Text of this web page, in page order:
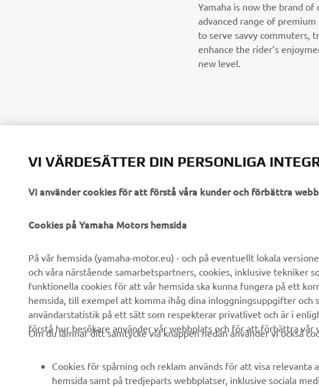
Yamaha is now the brand
advanced range of
to serve savvy commuters,
enhance the rider’s
new level.
FÖRETAG
Om oss
Nyheter
Yamaha Press
Broschyrer
Bli återförsäljare
B2B
eBike-system
Myndigheter
Golfbanor
Räddningstjänst
Körskolor
Partnerskap
Yamaha
Yamaha
Yamaha
VI VÄRDESÄTTER DIN PERSONLIGA
Vi använder cookies för att förstå våra kunder och förbättra
Cookies på Yamaha Motors hemsida
På vår hemsida (yamaha-motor.eu) - och på eventuellt lokala
och våra närstående samarbetspartners, cookies, inklusive tekniker
funktionella cookies för att vår hemsida ska kunna fungera på ett
hemsida, till exempel att komma ihåg dina inloggningsuppgifter och
användarstatistik på ett sätt som respekterar privatlivet och är i
förstå hur besökare använder vår webbplats och för att förbättra
Om du lämnar ditt samtycke via knappen nedan använder vi också
Cookies för spårning och reklam används för att visa
hemsida samt på tredjeparts webbplatser, inklusive sociala